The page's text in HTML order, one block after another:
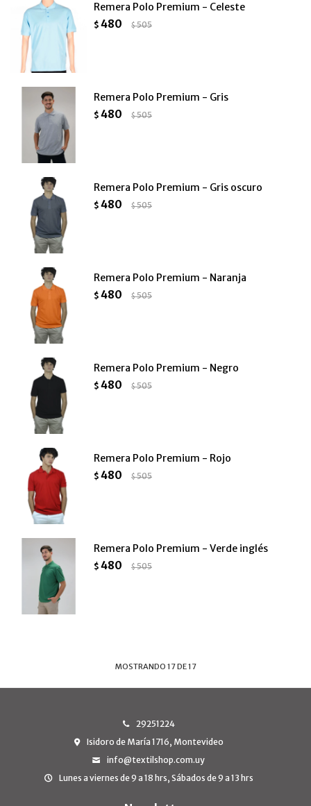
Remera Polo Premium - Celeste
$ 480 $505
Remera Polo Premium - Gris
$ 480 $505
Remera Polo Premium - Gris oscuro
$ 480 $505
Remera Polo Premium - Naranja
$ 480 $505
Remera Polo Premium - Negro
$ 480 $505
Remera Polo Premium - Rojo
$ 480 $505
Remera Polo Premium - Verde inglés
$ 480 $505
MOSTRANDO 17DE17
29251224
Isidoro de María 1716, Montevideo
info@textilshop.com.uy
Lunes a viernes de 9 a 18 hrs, Sábados de 9 a 13 hrs